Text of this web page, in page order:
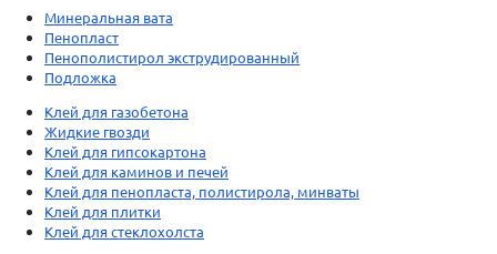
Минеральная вата
Пенопласт
Пенополистирол экструдированный
Подложка
Клей для газобетона
Жидкие гвозди
Клей для гипсокартона
Клей для каминов и печей
Клей для пенопласта, полистирола, минваты
Клей для плитки
Клей для стеклохолста